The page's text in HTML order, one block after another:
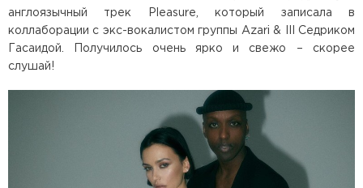
англоязычный трек Pleasure, который записала в
коллаборации с экс-вокалистом группы Azari & III Седриком
Гасаидой. Получилось очень ярко и свежо – скорее
слушай!